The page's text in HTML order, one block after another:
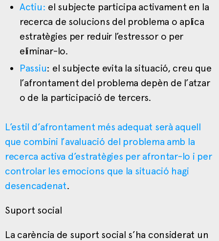
Actiu: el subjecte participa activament en la
recerca de solucions del problema o aplica
estratègies per reduir l’estressor o per
eliminar-lo.
Passiu: el subjecte evita la situació, creu que
l’afrontament del problema depèn de l’atzar
o de la participació de tercers.
L’estil d’afrontament més adequat serà aquell
que combini l’avaluació del problema amb la
recerca activa d’estratègies per afrontar-lo i per
controlar les emocions que la situació hagi
desencadenat.
Suport social
La carència de suport social s’ha considerat un